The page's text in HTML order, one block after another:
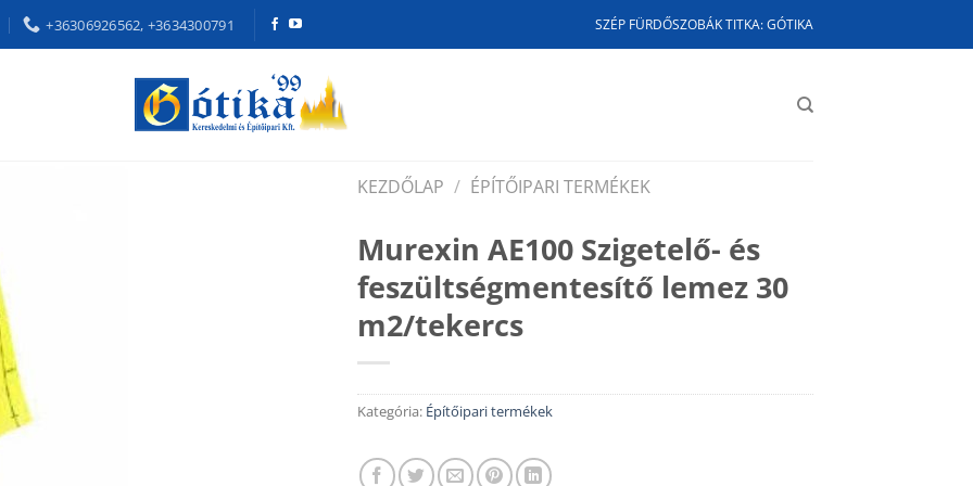
+36306926562, +3634300791 SZÉP FÜRDŐSZOBÁK TITKA: GÓTIKA
KEZDŐLAP / ÉPÍTŐIPARI TERMÉKEK
Murexin AE100 Szigetelő- és
feszültségmentesítő lemez 30
m2/tekercs
Kategória: Építőipari termékek